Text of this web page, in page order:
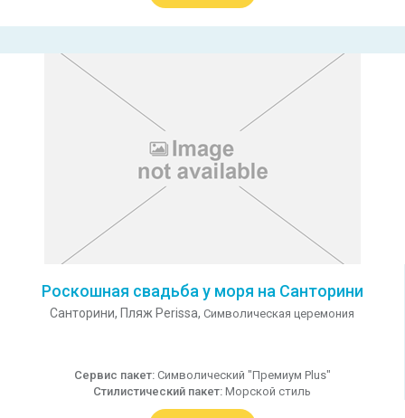
Роскошная свадьба у моря на Санторини
Санторини, Пляж Perissa, Символическая церемония
Сервис пакет: Символический "Премиум Plus"
Стилистический пакет: Морской стиль